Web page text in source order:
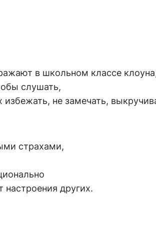
в школьном классе
слушать,
не замечать,
страхами,
других.